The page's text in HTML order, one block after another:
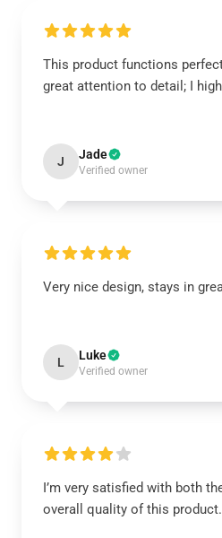
This product functions
great attention to detail; I
J Jade
Verified owner
Very nice design, stays in
L Luke
Verified owner
I’m very satisfied with both
overall quality of this product.